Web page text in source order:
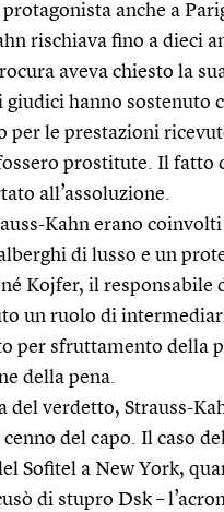
anche a
rischiava fino a dieci
aveva chiesto la
giudici hanno sostenuto
per le prestazioni
prostitute. Il fatto
all’assoluzione.
Kahn erano
di lusso e un
Kojfer, il
un ruolo di
per sfruttamento della
della pena.
del verdetto, Strauss-
del capo. Il caso
Sofitel a New York,
di stupro Dsk –